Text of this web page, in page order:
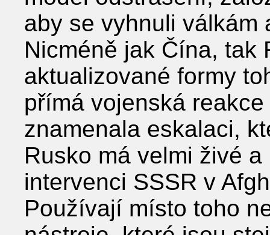
aby se vyhnuli válkám
Nicméně jak Čína, tak
aktualizované formy
přímá vojenská
znamenala eskalaci,
Rusko má velmi živé
intervenci SSSR v
Používají místo toho